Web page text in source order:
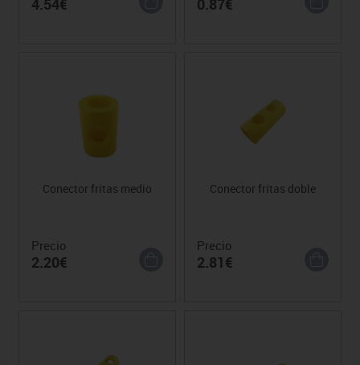
4.54€ 0.87€
Conector fritas medio
Precio
2.20€
Conector fritas doble
Precio
2.81€